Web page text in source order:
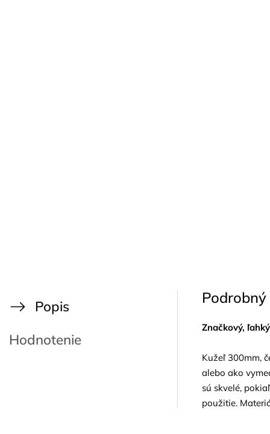
Popis
Hodnotenie
Značkový,
Kužeľ 300mm,
alebo ako
sú skvelé,
použitie.